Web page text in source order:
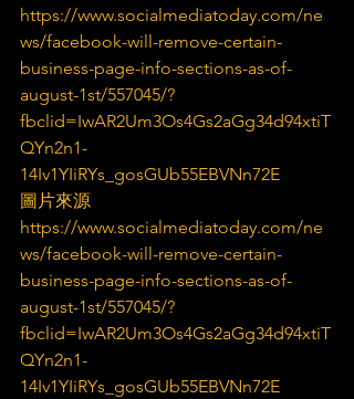
https://www.socialmediatoday.com/ne
ws/facebook-will-remove-certain-
business-page-info-sections-as-of-
august-1st/557045/?
fbclid=IwAR2Um3Os4Gs2aGg34d94xtiT
QYn2n1-
14Iv1YIiRYs_gosGUb55EBVNn72E
圖片來源
https://www.socialmediatoday.com/ne
ws/facebook-will-remove-certain-
business-page-info-sections-as-of-
august-1st/557045/?
fbclid=IwAR2Um3Os4Gs2aGg34d94xtiT
QYn2n1-
14Iv1YIiRYs_gosGUb55EBVNn72E